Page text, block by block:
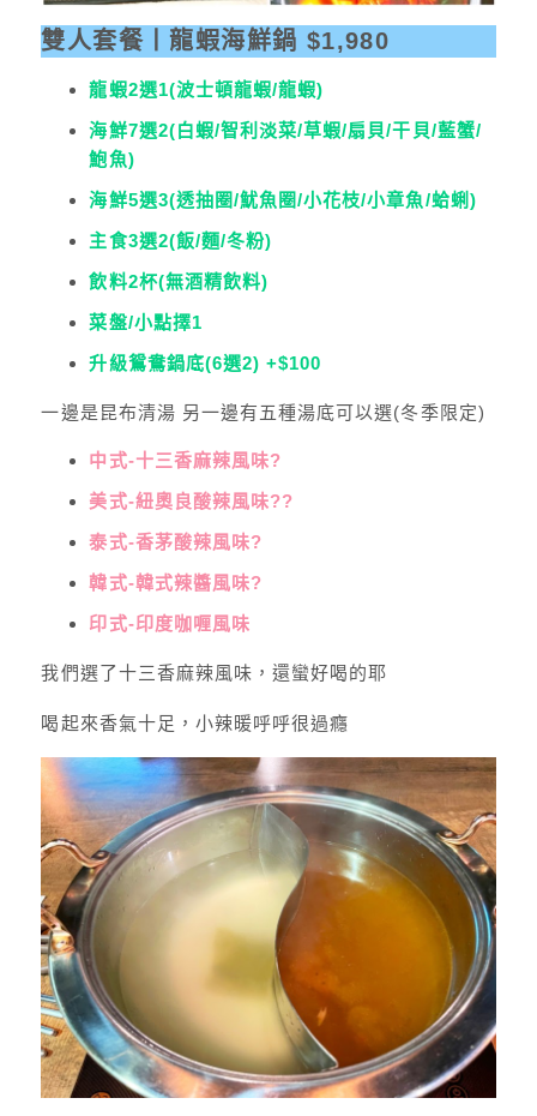
雙人套餐丨龍蝦海鮮鍋 $1,980
龍蝦2選1(波士頓龍蝦/龍蝦)
海鮮7選2(白蝦/智利淡菜/草蝦/扇貝/干貝/藍蟹/
鮑魚)
海鮮5選3(透抽圈/魷魚圈/小花枝/小章魚/蛤蜊)
主食3選2(飯/麵/冬粉)
飲料2杯(無酒精飲料)
菜盤/小點擇1
升級鴛鴦鍋底(6選2) +$100
一邊是昆布清湯 另一邊有五種湯底可以選(冬季限定)
中式-十三香麻辣風味?
美式-紐奧良酸辣風味??
泰式-香茅酸辣風味?
韓式-韓式辣醬風味?
印式-印度咖喱風味
我們選了十三香麻辣風味，還蠻好喝的耶
喝起來香氣十足，小辣暖呼呼很過癮